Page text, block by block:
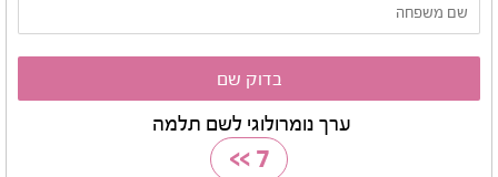
ערך נומרולוגי לשם תלמה
7
>>